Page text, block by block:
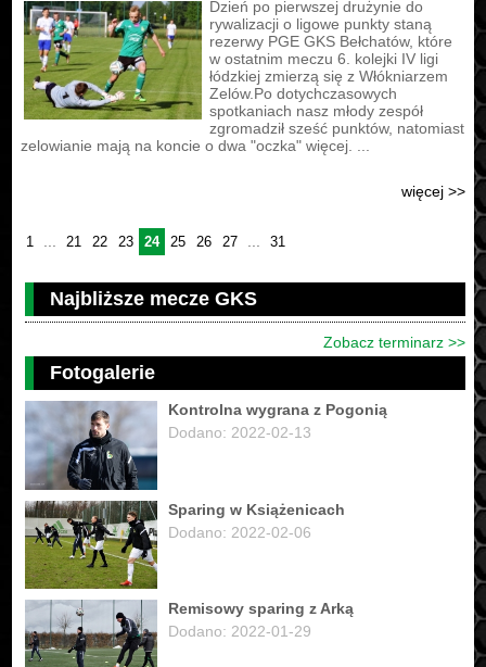
Dzień po pierwszej drużynie do
rywalizacji o ligowe punkty staną
rezerwy PGE GKS Bełchatów, które
w ostatnim meczu 6. kolejki IV ligi
łódzkiej zmierzą się z Włókniarzem
Zelów.Po dotychczasowych
spotkaniach nasz młody zespół
zgromadził sześć punktów, natomiast
zelowianie mają na koncie o dwa "oczka" więcej. ...
więcej >>
1 ... 21 22 23 24 25 26 27 ... 31
Najbliższe mecze GKS
Zobacz terminarz >>
Fotogalerie
Kontrolna wygrana z Pogonią
Dodano: 2022-02-13
Sparing w Książenicach
Dodano: 2022-02-06
Remisowy sparing z Arką
Dodano: 2022-01-29